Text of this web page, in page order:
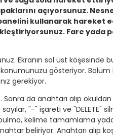
açıyorsunuz.
kullanarak hareket
Fare yada
Ekranın sol üst köşesinde
konumunuzu gösteriyor.
gerekiyor.
da anahtarı alıp okuldan
"-" işareti ve "DELETE"
bulma, kelime tamamlama
beliriyor. Anahtarı alıp